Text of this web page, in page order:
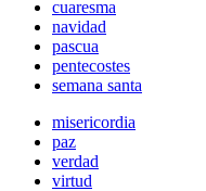
cuaresma
navidad
pascua
pentecostes
semana santa
misericordia
paz
verdad
virtud